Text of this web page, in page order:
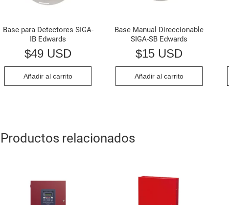
Base para Detectores SIGA-
IB Edwards
$49 USD
Añadir al carrito
Base Manual Direccionable
SIGA-SB Edwards
$15 USD
Añadir al carrito
Productos relacionados